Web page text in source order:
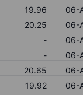
19.96
06-
20.25
06-
-
06-
-
06-
20.65
06-
19.92 06-